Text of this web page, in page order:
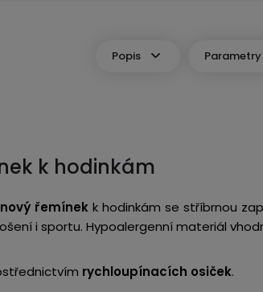
Popis Parametry
k hodinkám
řemínek k hodinkám se stříbrnou
i sportu. Hypoalergenní materiál
rychloupínacích osiček.